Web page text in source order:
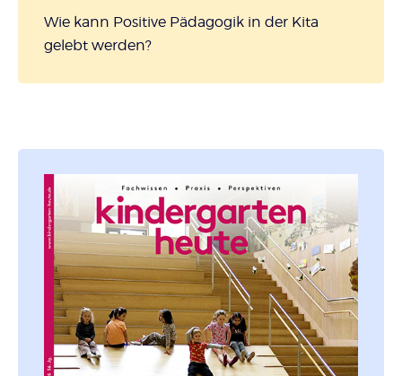
Wie kann Positive Pädagogik in der Kita
gelebt werden?